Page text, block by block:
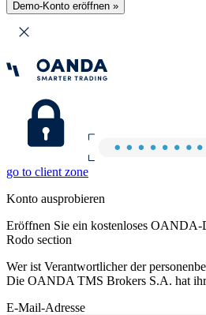
Demo-Konto eröffnen »
go to client zone
Konto ausprobieren
Eröffnen Sie ein kostenloses
Rodo section
Wer ist Verantwortlicher der
Die OANDA TMS Brokers S.A. hat
E-Mail-Adresse